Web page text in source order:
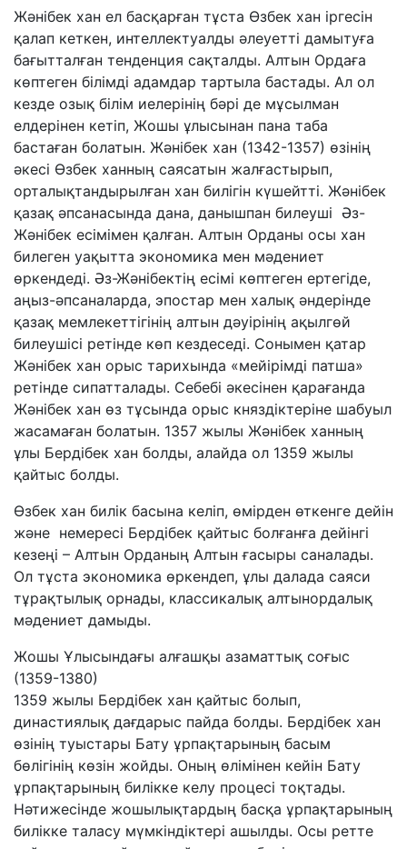
Жәнібек хан ел басқарған тұста Өзбек хан іргесін
қалап кеткен, интеллектуалды әлеуетті дамытуға
бағытталған тенденция сақталды. Алтын Ордаға
көптеген білімді адамдар тартыла бастады. Ал ол
кезде озық білім иелерінің бәрі де мұсылман
елдерінен кетіп, Жошы ұлысынан пана таба
бастаған болатын. Жәнібек хан (1342-1357) өзінің
әкесі Өзбек ханның саясатын жалғастырып,
орталықтандырылған хан билігін күшейтті. Жәнібек
қазақ әпсанасында дана, данышпан билеуші Әз-
Жәнібек есімімен қалған. Алтын Орданы осы хан
билеген уақытта экономика мен мәдениет
өркендеді. Әз-Жәнібектің есімі көптеген ертегіде,
аңыз-әпсаналарда, эпостар мен халық әндерінде
қазақ мемлекеттігінің алтын дәуірінің ақылгөй
билеушісі ретінде көп кездеседі. Сонымен қатар
Жәнібек хан орыс тарихында «мейірімді патша»
ретінде сипатталады. Себебі әкесінен қарағанда
Жәнібек хан өз тұсында орыс княздіктеріне шабуыл
жасамаған болатын. 1357 жылы Жәнібек ханның
ұлы Бердібек хан болды, алайда ол 1359 жылы
қайтыс болды.
Өзбек хан билік басына келіп, өмірден өткенге дейін
және немересі Бердібек қайтыс болғанға дейінгі
кезеңі – Алтын Орданың Алтын ғасыры саналады.
Ол тұста экономика өркендеп, ұлы далада саяси
тұрақтылық орнады, классикалық алтынордалық
мәдениет дамыды.
Жошы Ұлысындағы алғашқы азаматтық соғыс
(1359-1380)
1359 жылы Бердібек хан қайтыс болып,
династиялық дағдарыс пайда болды. Бердібек хан
өзінің туыстары Бату ұрпақтарының басым
бөлігінің көзін жойды. Оның өлімінен кейін Бату
ұрпақтарының билікке келу процесі тоқтады.
Нәтижесінде жошылықтардың басқа ұрпақтарының
билікке таласу мүмкіндіктері ашылды. Осы ретте